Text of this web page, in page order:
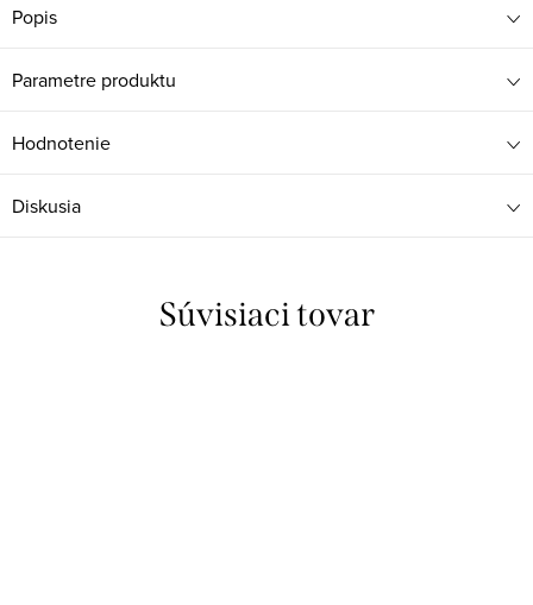
Popis
Parametre produktu
Hodnotenie
Diskusia
Súvisiaci tovar